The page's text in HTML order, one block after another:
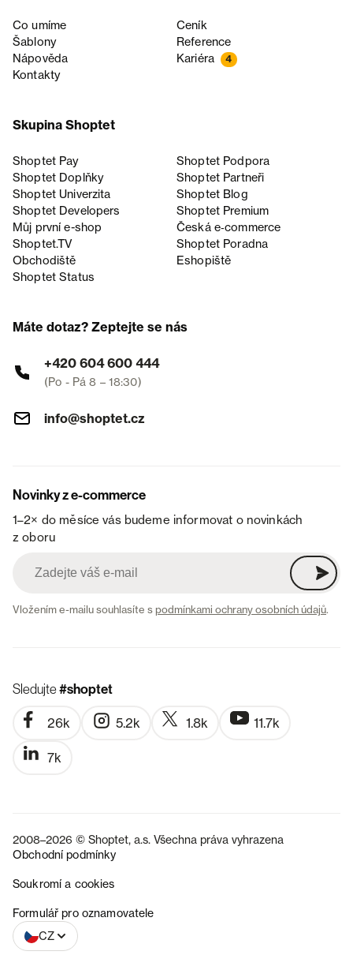
Co umíme
Ceník
Šablony
Reference
Nápověda
Kariéra 4
Kontakty
Skupina Shoptet
Shoptet Pay
Shoptet Podpora
Shoptet Doplňky
Shoptet Partneři
Shoptet Univerzita
Shoptet Blog
Shoptet Developers
Shoptet Premium
Můj první e-shop
Česká e‑commerce
Shoptet.TV
Shoptet Poradna
Obchodiště
Eshopiště
Shoptet Status
Máte dotaz? Zeptejte se nás
+420 604 600 444
(Po - Pá 8 – 18:30)
info@shoptet.cz
Novinky z e-commerce
1–2× do měsíce vás budeme informovat o novinkách
z oboru
Vložením e-mailu souhlasíte spodmínkami ochrany osobních údajů.
Sledujte#shoptet
26k 5.2k 1.8k 11.7k
7k
2008–2026 © Shoptet, a.s. Všechna práva vyhrazena
Obchodní podmínky
Soukromí a cookies
Formulář pro oznamovatele
CZ